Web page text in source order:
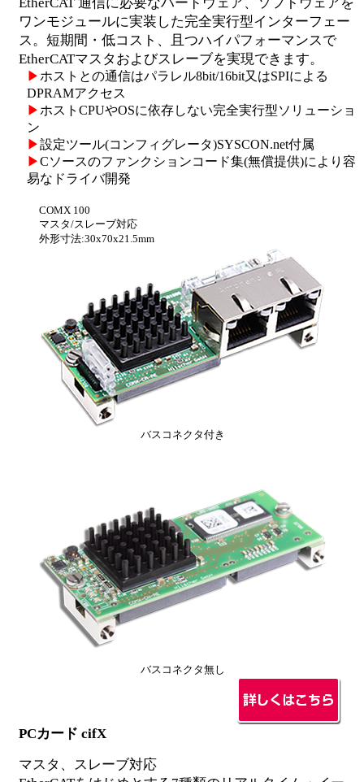
ワンモジュールに実装した完全実行型インターフェー
ス。短期間・低コスト、且つハイパフォーマンスで
EtherCATマスタおよびスレーブを実現できます。
▶ ホストとの通信はパラレル8bit/16bit又はSPIによる
DPRAMアクセス
▶ ホストCPUやOSに依存しない完全実行型ソリューショ
ン
▶設定ツール(コンフィグレータ)SYSCON.net付属
▶Cソースのファンクションコード集(無償提供)により容
易なドライバ開発
COMX 100
マスタ/スレーブ対応
外形寸法:30x70x21.5mm
バスコネクタ付き
バスコネクタ無し
PCカード cifX
マスタ、スレーブ対応